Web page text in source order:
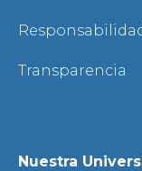
Transparencia
Nuestra